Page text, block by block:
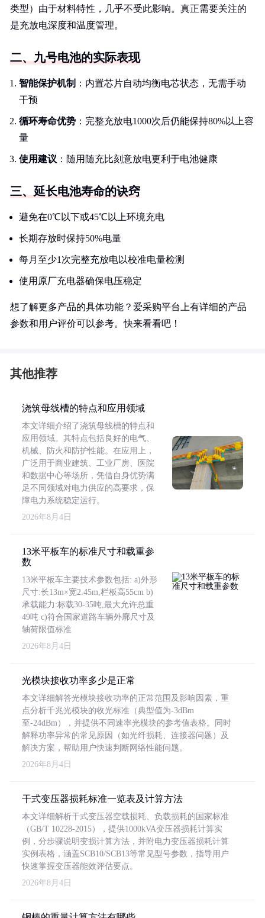
类型）由于材料特性，几乎不受此影响。真正需要关注的
是充放电深度和温度管理。
二、九号电池的实际表现
智能保护机制 ：内置芯片自动均衡电芯状态，无需手动
干预
循环寿命优势 ：完整充放电1000次后仍能保持80%以上容
量
使用建议 ：随用随充比刻意放电更利于电池健康
三、延长电池寿命的诀窍
避免在0℃以下或45℃以上环境充电
长期存放时保持50%电量
每月至少1次完整充放电以校准电量检测
使用原厂充电器确保电压稳定
想了解更多产品的具体功能？爱采购平台上有详细的产品
参数和用户评价可以参考。快来看看吧！
其他推荐
浇筑母线槽的特点和应用领域
本文详细介绍了浇筑母线槽的特点和
应用领域。其特点包括良好的电气、
机械、防火和防护性能。在应用上，
广泛用于商业建筑、工业厂房、医院
和数据中心等场所，凭借自身优势满
足不同领域对电力供应的高要求，保
障电力系统稳定运行。
2026年8月4日
13米平板车的标准尺寸和载重参
数
13米平板车主要技术参数包括: a)外形
尺寸:长13m×宽2.45m,栏板高55cm b)
承载能力:标载30-35吨,最大允许总重
49吨 c)符合国家道路车辆外廓尺寸及
轴荷限值标准
2026年8月4日
光模块接收功率多少是正常
本文详细解答光模块接收功率的正常范围及影响因素，重
点分析千兆光模块的收光标准（典型值为-3dBm
至-24dBm），并提供不同速率光模块的参考值表格。同时
解释功率异常的常见原因（如光纤损耗、连接器问题）及
解决方案，帮助用户快速判断网络性能问题。
2026年8月4日
干式变压器损耗标准一览表及计算方法
本文详细解析干式变压器空载损耗、负载损耗的国家标准
（GB/T 10228-2015），提供1000kVA变压器损耗计算实
例，分步骤说明变损计算方法，并附电力变压器损耗计算
实例表格，涵盖SCB10/SCB13等常见型号参数，指导用户
快速掌握变压器能效评估要点。
2026年8月4日